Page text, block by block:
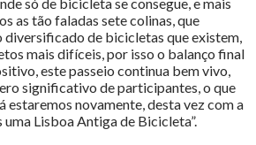
as tão faladas sete colinas, que
de bicicletas que existem,
mais difíceis, por isso o balanço final
este passeio continua bem vivo,
significativo de participantes, o que
estaremos novamente, desta vez com a
uma Lisboa Antiga de Bicicleta”.